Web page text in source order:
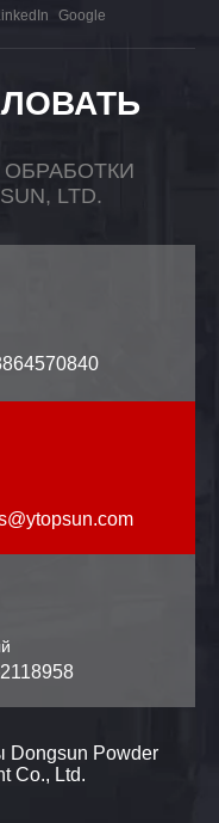
Google
LTD.
Powder
Co., Ltd.